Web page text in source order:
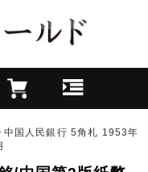
中国人民銀行 5角札 1953年